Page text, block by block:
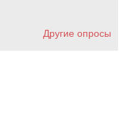
Другие опросы